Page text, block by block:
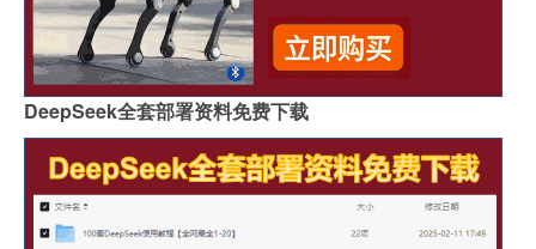
DeepSeek全套部署资料免费下载